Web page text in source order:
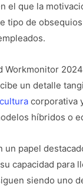
el que la
tipo de
Workmonitor
un detalle
cultura corporativa
híbridos o
un papel
capacidad para
siendo uno